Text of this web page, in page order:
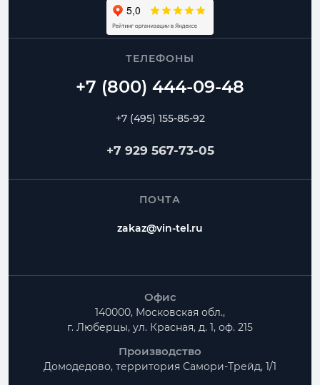
ТЕЛЕФОНЫ
+7 (495) 155-85-92
+7 929 567-73-05
ПОЧТА
zakaz@vin-tel.ru
Офис
140000, Московская обл.,
г. Люберцы, ул. Красная, д. 1, оф. 215
Производство
Домодедово, территория Самори-Трейд, 1/1